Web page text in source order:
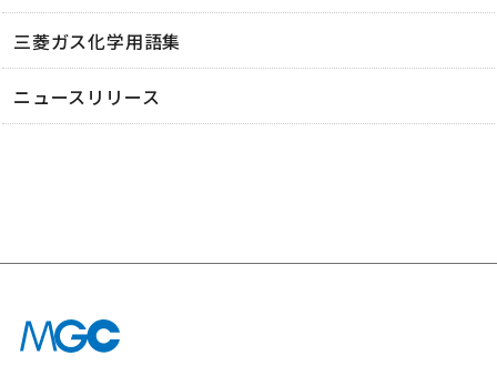
三菱ガス化学用語集
ニュースリリース